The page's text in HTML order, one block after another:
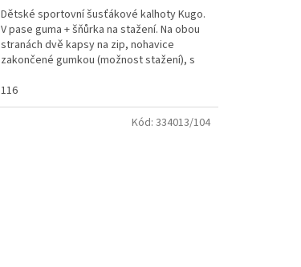
Dětské sportovní šusťákové kalhoty Kugo.
V pase guma + šňůrka na stažení. Na obou
stranách dvě kapsy na zip, nohavice
zakončené gumkou (možnost stažení), s
116
Kód: 334013/104